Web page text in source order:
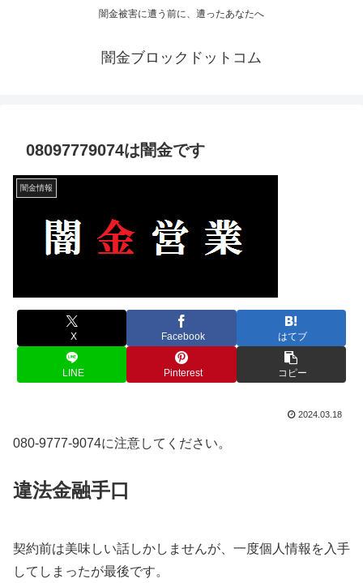
闇金被害に遭う前に、遭ったあなたへ
闇金ブロックドットコム
08097779074は闇金です
闇金情報
X Facebook はてブ
LINE Pinterest コピー
2024.03.18
080-9777-9074に注意してください。
違法金融手口
契約前は美味しい話しかしませんが、一度個人情報を入手
してしまったが最後です。